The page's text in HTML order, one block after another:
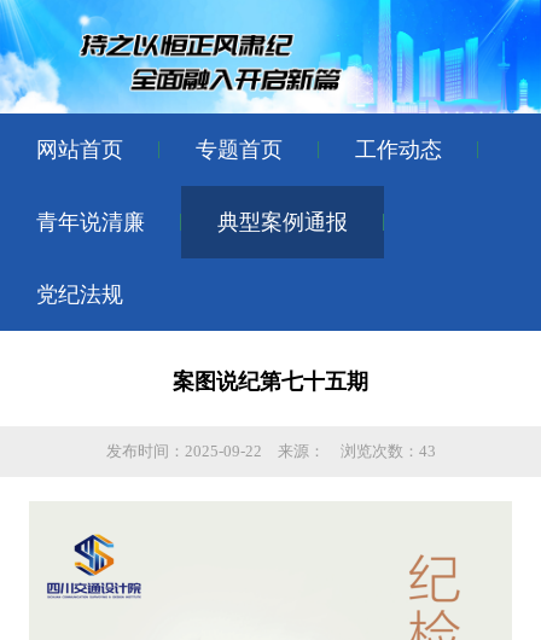
网站首页 专题首页 工作动态
青年说清廉 典型案例通报
党纪法规
案图说纪第七十五期
发布时间：2025-09-22 来源： 浏览次数：43